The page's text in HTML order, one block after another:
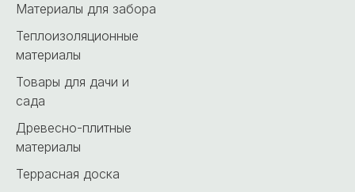
Материалы для забора
Теплоизоляционные
материалы
Товары для дачи и
сада
Древесно-плитные
материалы
Террасная доска